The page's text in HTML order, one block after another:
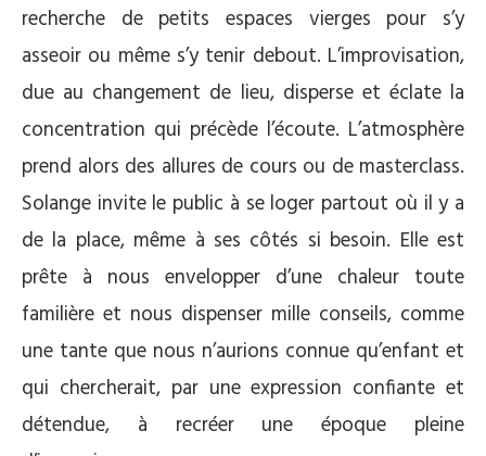
recherche de petits espaces vierges pour s’y
asseoir ou même s’y tenir debout. L’improvisation,
due au changement de lieu, disperse et éclate la
concentration qui précède l’écoute. L’atmosphère
prend alors des allures de cours ou de masterclass.
Solange invite le public à se loger partout où il y a
de la place, même à ses côtés si besoin. Elle est
prête à nous envelopper d’une chaleur toute
familière et nous dispenser mille conseils, comme
une tante que nous n’aurions connue qu’enfant et
qui chercherait, par une expression confiante et
détendue, à recréer une époque pleine